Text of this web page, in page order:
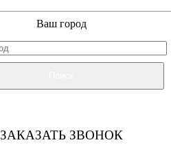
Ваш город
ЗАКАЗАТЬ ЗВОНОК